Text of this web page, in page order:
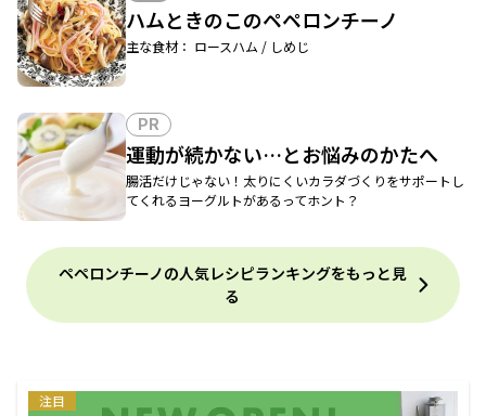
ハムときのこのペペロンチーノ
主な食材： ロースハム / しめじ
PR
運動が続かない…とお悩みのかたへ
腸活だけじゃない！太りにくいカラダづくりをサポートし
てくれるヨーグルトがあるってホント？
ペペロンチーノの人気レシピランキングをもっと見
る
注目